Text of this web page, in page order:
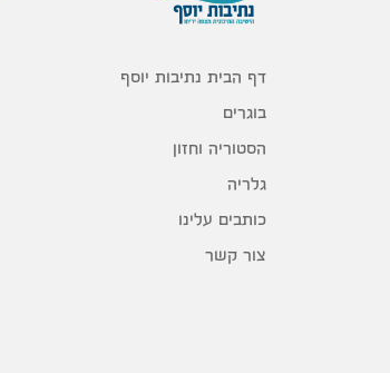
דף הבית נתיבות יוסף
בוגרים
הסטוריה וחזון
גלריה
כותבים עלינו
צור קשר